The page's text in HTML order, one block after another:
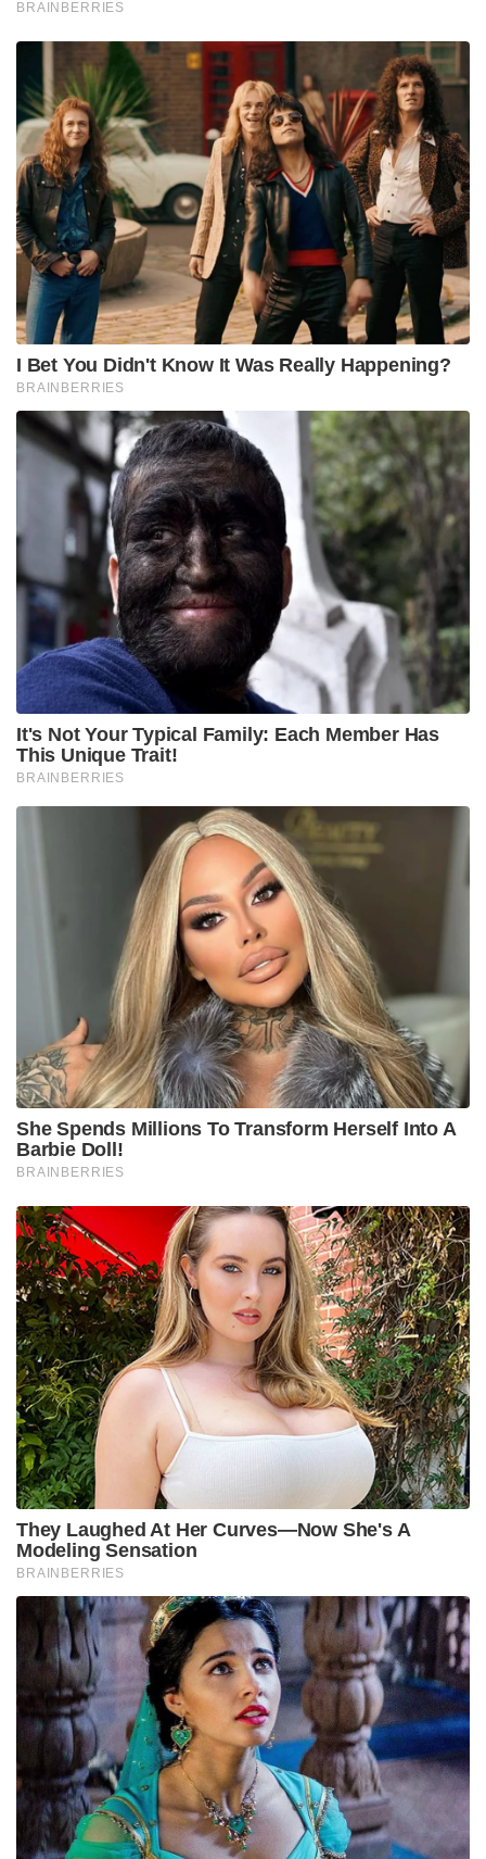
BRAINBERRIES
I Bet You Didn't Know It Was Really Happening?
BRAINBERRIES
It's Not Your Typical Family: Each Member Has
This Unique Trait!
BRAINBERRIES
She Spends Millions To Transform Herself Into A
Barbie Doll!
BRAINBERRIES
They Laughed At Her Curves—Now She's A
Modeling Sensation
BRAINBERRIES